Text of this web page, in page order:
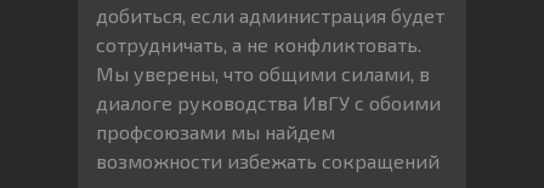
добиться, если администрация будет
сотрудничать, а не конфликтовать.
Мы уверены, что общими силами, в
диалоге руководства ИвГУ с обоими
профсоюзами мы найдем
возможности избежать сокращений